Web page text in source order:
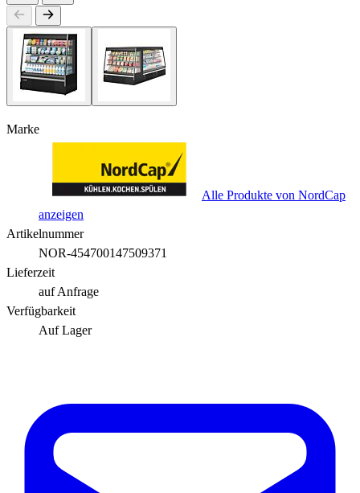
Marke
Alle Produkte von NordCap
anzeigen
Artikelnummer
NOR-454700147509371
Lieferzeit
auf Anfrage
Verfügbarkeit
Auf Lager